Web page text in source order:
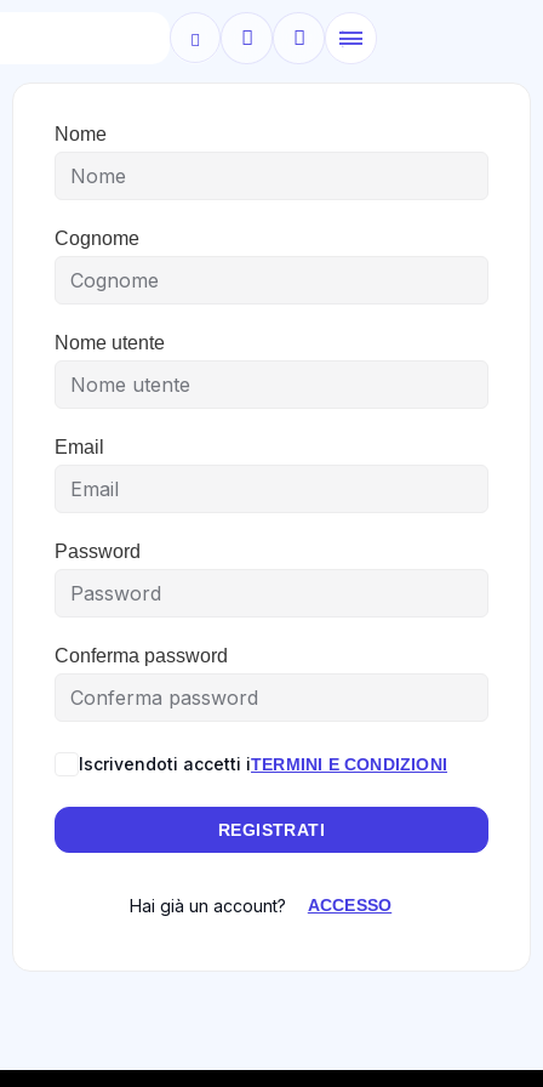
Nome
Cognome
Nome utente
Email
Password
Conferma password
Iscrivendoti accetti iTERMINI E CONDIZIONI
REGISTRATI
Hai già un account? ACCESSO